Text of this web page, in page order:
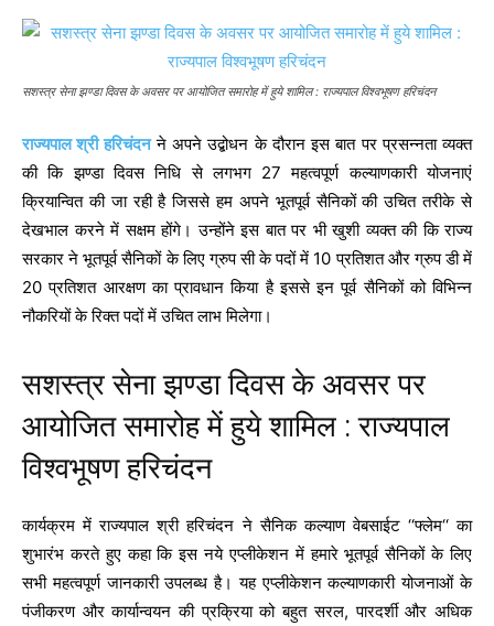
सशस्त्र सेना झण्डा दिवस के अवसर पर आयोजित समारोह में हुये शामिल : राज्यपाल विश्वभूषण हरिचंदन
राज्यपाल श्री हरिचंदनने अपने उद्बोधन के दौरान इस बात पर प्रसन्नता व्यक्त
की कि झण्डा दिवस निधि से लगभग 27 महत्वपूर्ण कल्याणकारी योजनाएं
क्रियान्वित की जा रही है जिससे हम अपने भूतपूर्व सैनिकों की उचित तरीके से
देखभाल करने में सक्षम होंगे। उन्होंने इस बात पर भी खुशी व्यक्त की कि राज्य
सरकार ने भूतपूर्व सैनिकों के लिए ग्रुप सी के पदों में 10 प्रतिशत और ग्रुप डी में
20 प्रतिशत आरक्षण का प्रावधान किया है इससे इन पूर्व सैनिकों को विभिन्न
नौकरियों के रिक्त पदों में उचित लाभ मिलेगा।
सशस्त्र सेना झण्डा दिवस के अवसर पर
आयोजित समारोह में हुये शामिल : राज्यपाल
विश्वभूषण हरिचंदन
कार्यक्रम में राज्यपाल श्री हरिचंदन ने सैनिक कल्याण वेबसाईट ‘‘फ्लेम‘‘ का
शुभारंभ करते हुए कहा कि इस नये एप्लीकेशन में हमारे भूतपूर्व सैनिकों के लिए
सभी महत्वपूर्ण जानकारी उपलब्ध है। यह एप्लीकेशन कल्याणकारी योजनाओं के
पंजीकरण और कार्यान्वयन की प्रक्रिया को बहुत सरल, पारदर्शी और अधिक